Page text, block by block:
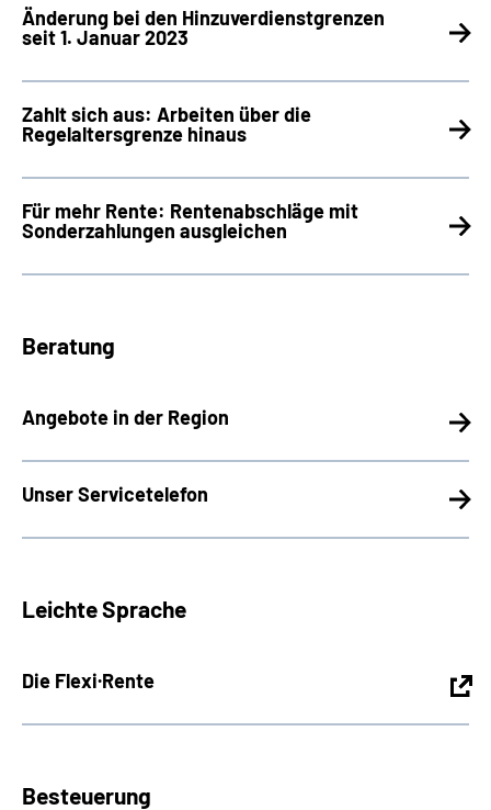
Änderung bei den Hinzuverdienstgrenzen
seit 1. Januar 2023
Zahlt sich aus: Arbeiten über die
Regelaltersgrenze hinaus
Für mehr Rente: Rentenabschläge mit
Sonderzahlungen ausgleichen
Beratung
Angebote in der Region
Unser Servicetelefon
Leichte Sprache
Die Flexi·Rente
Besteuerung